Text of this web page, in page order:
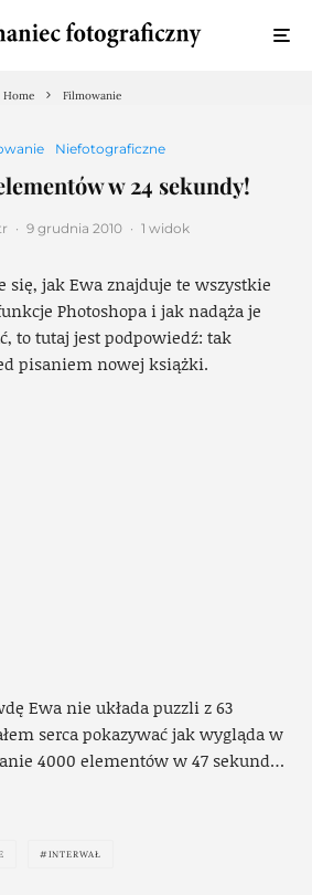
Home Filmowanie
Niefotograficzne
w 24 sekundy!
· 9 grudnia 2010 · 1 widok
się, jak Ewa znajduje te wszystkie
Photoshopa i jak nadąża je
to tutaj jest podpowiedź: tak
pisaniem nowej książki.
Ewa nie układa puzzli z 63
serca pokazywać jak wygląda w
4000 elementów w 47 sekund…
INTERWAŁ